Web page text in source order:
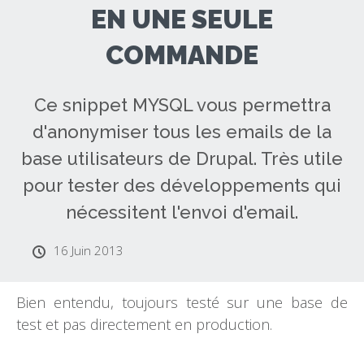
EN UNE SEULE
COMMANDE
Ce snippet MYSQL vous permettra
d'anonymiser tous les emails de la
base utilisateurs de Drupal. Très utile
pour tester des développements qui
nécessitent l'envoi d'email.
16 Juin 2013
Bien entendu, toujours testé sur une base de
test et pas directement en production.